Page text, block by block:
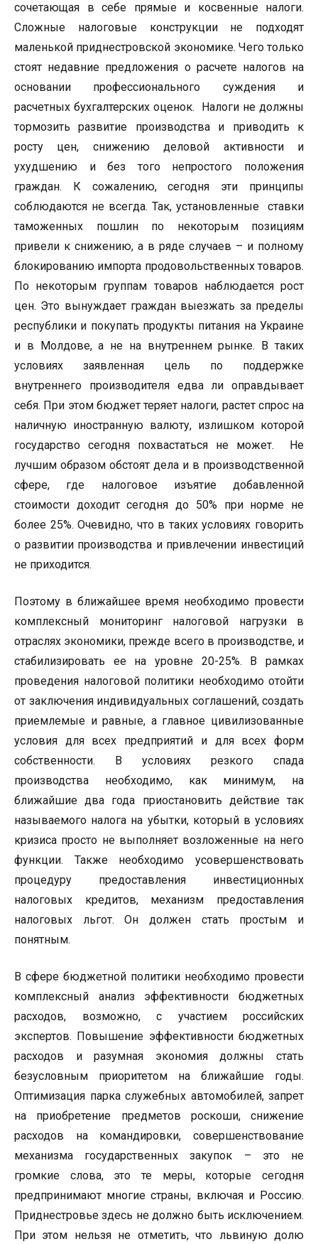
сочетающая в себе прямые и косвенные налоги.
Сложные налоговые конструкции не подходят
маленькой приднестровской экономике. Чего только
стоят недавние предложения о расчете налогов на
основании профессионального суждения и
расчетных бухгалтерских оценок. Налоги не должны
тормозить развитие производства и приводить к
росту цен, снижению деловой активности и
ухудшению и без того непростого положения
граждан. К сожалению, сегодня эти принципы
соблюдаются не всегда. Так, установленные ставки
таможенных пошлин по некоторым позициям
привели к снижению, а в ряде случаев – и полному
блокированию импорта продовольственных товаров.
По некоторым группам товаров наблюдается рост
цен. Это вынуждает граждан выезжать за пределы
республики и покупать продукты питания на Украине
и в Молдове, а не на внутреннем рынке. В таких
условиях заявленная цель по поддержке
внутреннего производителя едва ли оправдывает
себя. При этом бюджет теряет налоги, растет спрос на
наличную иностранную валюту, излишком которой
государство сегодня похвастаться не может. Не
лучшим образом обстоят дела и в производственной
сфере, где налоговое изъятие добавленной
стоимости доходит сегодня до 50% при норме не
более 25%. Очевидно, что в таких условиях говорить
о развитии производства и привлечении инвестиций
не приходится.
Поэтому в ближайшее время необходимо провести
комплексный мониторинг налоговой нагрузки в
отраслях экономики, прежде всего в производстве, и
стабилизировать ее на уровне 20-25%. В рамках
проведения налоговой политики необходимо отойти
от заключения индивидуальных соглашений, создать
приемлемые и равные, а главное цивилизованные
условия для всех предприятий и для всех форм
собственности. В условиях резкого спада
производства необходимо, как минимум, на
ближайшие два года приостановить действие так
называемого налога на убытки, который в условиях
кризиса просто не выполняет возложенные на него
функции. Также необходимо усовершенствовать
процедуру предоставления инвестиционных
налоговых кредитов, механизм предоставления
налоговых льгот. Он должен стать простым и
понятным.
В сфере бюджетной политики необходимо провести
комплексный анализ эффективности бюджетных
расходов, возможно, с участием российских
экспертов. Повышение эффективности бюджетных
расходов и разумная экономия должны стать
безусловным приоритетом на ближайшие годы.
Оптимизация парка служебных автомобилей, запрет
на приобретение предметов роскоши, снижение
расходов на командировки, совершенствование
механизма государственных закупок – это не
громкие слова, это те меры, которые сегодня
предпринимают многие страны, включая и Россию.
Приднестровье здесь не должно быть исключением.
При этом нельзя не отметить, что львиную долю